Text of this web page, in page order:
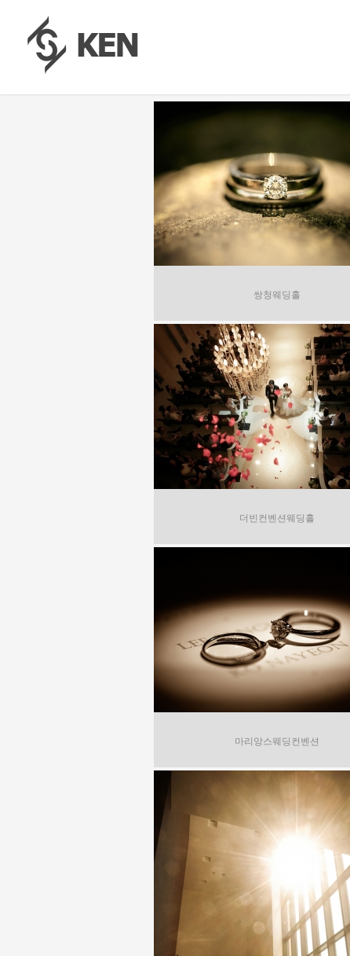
쌍청웨딩홀
더빈컨벤션웨딩홀
마리앙스웨딩컨벤션